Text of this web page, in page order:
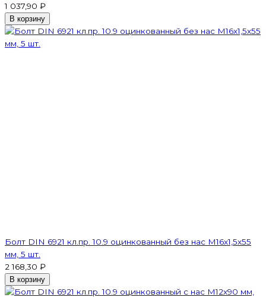
1 037,90 ₽
В корзину
Болт DIN 6921 кл.пр. 10.9 оцинкованный без нас М16х1,5х55
мм, 5 шт.
2 168,30 ₽
В корзину